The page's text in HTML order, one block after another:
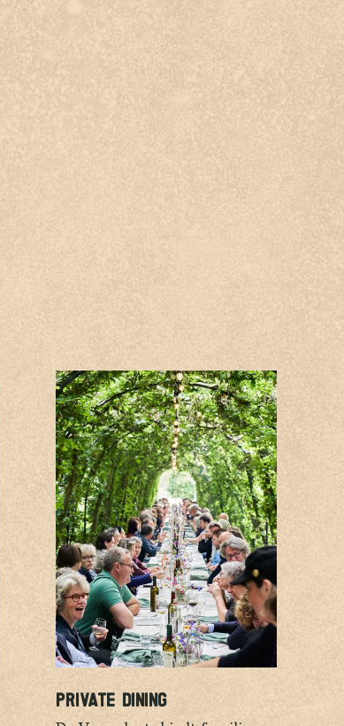
PRIVATE DINING